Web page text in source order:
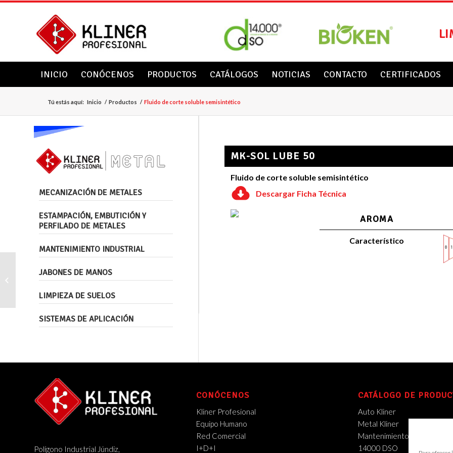
INICIO CONÓCENOS PRODUCTOS CATÁLOGOS NOTICIAS CONTACTO CERTIFICADOS
Tú estás aquí: Inicio / Productos / Fluido de corte soluble semisintético
MK-SOL LUBE 50
Fluido de corte soluble semisintético
Descargar Ficha Técnica
AROMA
Característico
MECANIZACIÓN DE METALES
ESTAMPACIÓN, EMBUTICIÓN Y
PERFILADO DE METALES
MANTENIMIENTO INDUSTRIAL
JABONES DE MANOS
LIMPIEZA DE SUELOS
SISTEMAS DE APLICACIÓN
Polígono Industrial Júndiz,
CONÓCENOS
Kliner Profesional
Equipo Humano
Red Comercial
I+D+I
CATÁLOGO DE
Auto Kliner
Metal Kliner
Mantenimiento Industrial
14000 DSO
Fluido de corte soluble semisintético